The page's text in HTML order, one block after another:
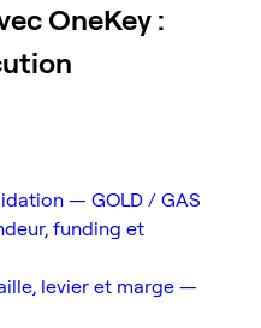
OneKey :
— GOLD / GAS
funding et
levier et marge —